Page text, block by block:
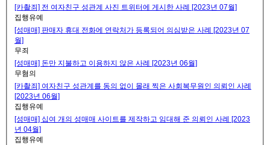
[카촬죄] 전 여자친구 성관계 사진 트위터에 게시한 사례 [2023년 07월]
집행유예
[성매매] 판매자 휴대 전화에 연락처가 등록되어 의심받은 사례 [2023년 07
월]
무죄
[성매매] 돈만 지불하고 이용하지 않은 사례 [2023년 06월]
무혐의
[카촬죄] 여자친구 성관계를 동의 없이 몰래 찍은 사회복무원인 의뢰인 사례
[2023년 06월]
집행유예
[성매매] 십여 개의 성매매 사이트를 제작하고 임대해 준 의뢰인 사례 [2023
년 04월]
집행유예